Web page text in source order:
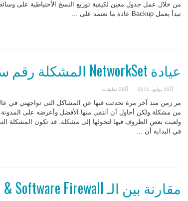
من خلال عمل جدول معين لكيفية توزيع النسخ الأحتياطية على
تبدأ بعمل Backup عادة ما تعتمد على ...
عيادة NetworkSet المشكلة رقم سبعة
10 يوليو، 2011 28 تعليقات
مر زمن منذ آخر مرة تحدثت فيها عن المشاكل التى تواجهني في
من مشكلة ولكن أحاول أن أنتقي منها الأفضل وأعرضه على
ولعبت بعض الظروف فيها لتحولها إلى مشكلة. قد تكون المشكلة
في البداية أن ...
مقارنة بين الـ Hardware & Software Firewall